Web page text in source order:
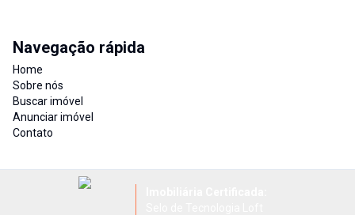
Navegação rápida
Home
Sobre nós
Buscar imóvel
Anunciar imóvel
Contato